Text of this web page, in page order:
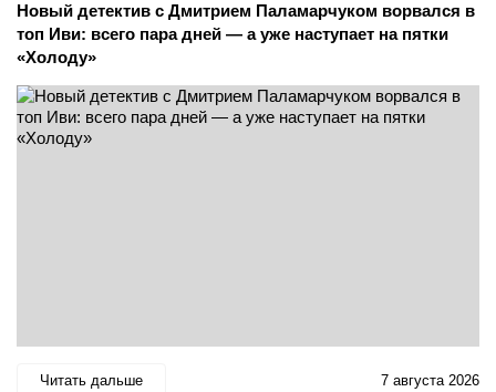
Новый детектив с Дмитрием Паламарчуком ворвался в
топ Иви: всего пара дней — а уже наступает на пятки
«Холоду»
Читать дальше 7 августа 2026